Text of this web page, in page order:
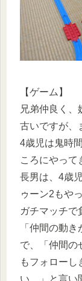
【ゲーム】
兄弟仲良く、
古いですが、
4歳児は鬼時
ころにやって
長男は、4歳
ゥーン2もや
ガチマッチで
「仲間の動
で、「仲間の
もフォローし
い。」と言い